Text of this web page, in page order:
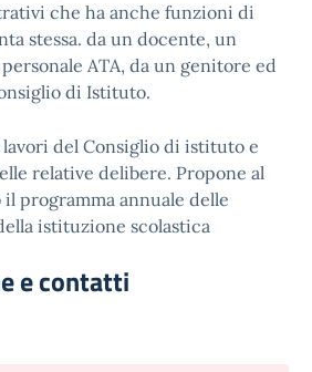
che ha anche funzioni di
stessa. da un docente, un
ATA, da un genitore ed
di Istituto.
del Consiglio di istituto e
relative delibere. Propone al
programma annuale delle
istituzione scolastica
e contatti